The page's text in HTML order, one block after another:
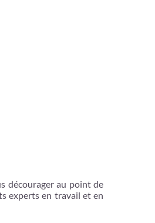
décourager au point de
experts en travail et en